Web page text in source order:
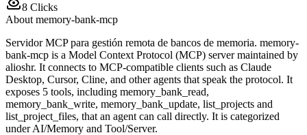
8 Clicks
About memory-bank-mcp
Servidor MCP para gestión remota de bancos de memoria. memory-
bank-mcp is a Model Context Protocol (MCP) server maintained by
alioshr. It connects to MCP-compatible clients such as Claude
Desktop, Cursor, Cline, and other agents that speak the protocol. It
exposes 5 tools, including memory_bank_read,
memory_bank_write, memory_bank_update, list_projects and
list_project_files, that an agent can call directly. It is categorized
under AI/Memory and Tool/Server.